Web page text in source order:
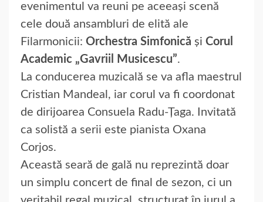
evenimentul va reuni pe aceeași scenă
cele două ansambluri de elită ale
Filarmonicii: Orchestra Simfonică și Corul
Academic „Gavriil Musicescu”.
La conducerea muzicală se va afla maestrul
Cristian Mandeal, iar corul va fi coordonat
de dirijoarea Consuela Radu-Țaga. Invitată
ca solistă a serii este pianista Oxana
Corjos.
Această seară de gală nu reprezintă doar
un simplu concert de final de sezon, ci un